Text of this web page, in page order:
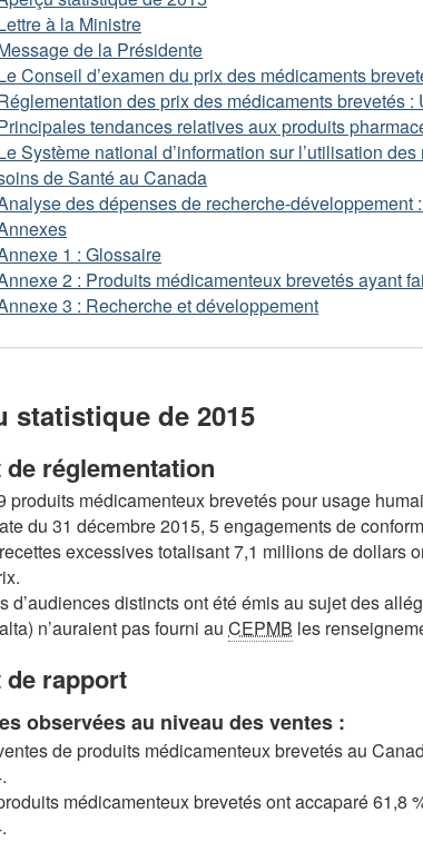
à la Ministre
de la Présidente
Conseil d’examen du prix des médicaments
des prix des médicaments brevetés
tendances relatives aux produits
Système national d’information sur l’utilisation
de Santé au Canada
des dépenses de recherche-développement
1 : Glossaire
2 : Produits médicamenteux brevetés ayant
3 : Recherche et développement
statistique de 2015
de réglementation
produits médicamenteux brevetés pour usage
du 31 décembre 2015, 5 engagements de
excessives totalisant 7,1 millions de dollars
d’audiences distincts ont été émis au sujet des
n’auraient pas fourni au CEPMB les
de rapport
observées au niveau des ventes :
de produits médicamenteux brevetés au
médicamenteux brevetés ont accaparé 61,8